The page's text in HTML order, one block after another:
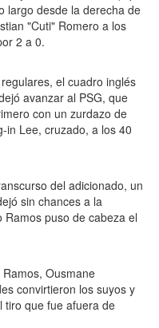
largo desde la derecha de
"Cuti" Romero a los
2 a 0.
el cuadro inglés
avanzar al PSG, que
con un zurdazo de
in Lee, cruzado, a los 40
del adicionado, un
sin chances a la
puso de cabeza el
Ousmane
convirtieron los suyos y
tiro que fue afuera de